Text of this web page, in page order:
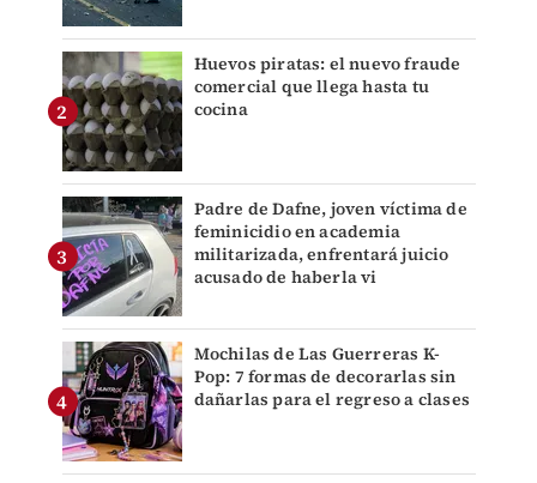
Huevos piratas: el nuevo fraude
comercial que llega hasta tu
cocina
Padre de Dafne, joven víctima de
feminicidio en academia
militarizada, enfrentará juicio
acusado de haberla vi
Mochilas de Las Guerreras K-
Pop: 7 formas de decorarlas sin
dañarlas para el regreso a clases